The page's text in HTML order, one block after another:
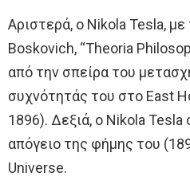
Αριστερά, ο Nikola Tesla, με
Boskovich, “Theoria
από την σπείρα του
συχνότητάς του στο East
1896). Δεξιά, ο Nikola Tesla
απόγειο της φήμης του
Universe.